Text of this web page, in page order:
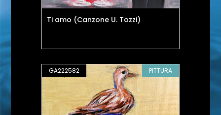
Ti amo (Canzone U. Tozzi)
GA222582 PITTURA